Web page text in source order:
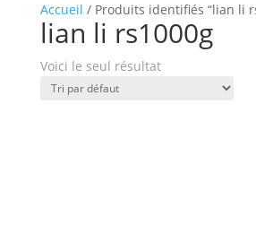
Accueil / Produits identifiés “lian li
lian li rs1000g
Voici le seul résultat